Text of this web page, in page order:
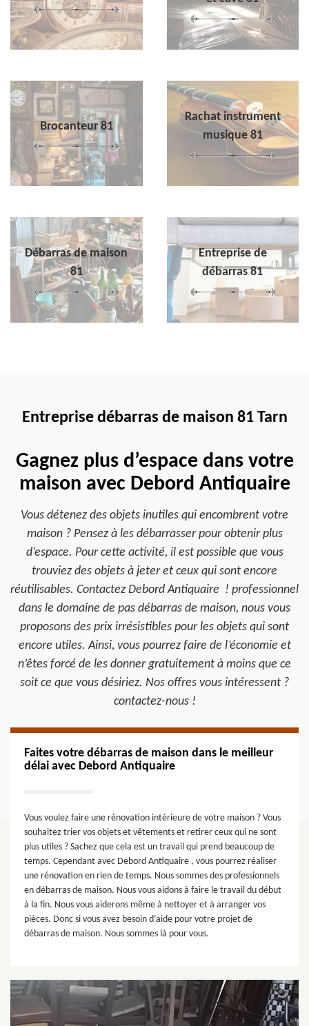
Brocanteur 81
Rachat instrument
musique 81
Débarras de maison
81
Entreprise de
débarras 81
Entreprise débarras de maison 81 Tarn
Gagnez plus d’espace dans votre
maison avec Debord Antiquaire
Vous détenez des objets inutiles qui encombrent votre
maison ? Pensez à les débarrasser pour obtenir plus
d’espace. Pour cette activité, il est possible que vous
trouviez des objets à jeter et ceux qui sont encore
réutilisables. Contactez Debord Antiquaire ! professionnel
dans le domaine de pas débarras de maison, nous vous
proposons des prix irrésistibles pour les objets qui sont
encore utiles. Ainsi, vous pourrez faire de l’économie et
n’êtes forcé de les donner gratuitement à moins que ce
soit ce que vous désiriez. Nos offres vous intéressent ?
contactez-nous !
Faites votre débarras de maison dans le meilleur
délai avec Debord Antiquaire
Vous voulez faire une rénovation intérieure de votre maison ? Vous
souhaitez trier vos objets et vêtements et retirer ceux qui ne sont
plus utiles ? Sachez que cela est un travail qui prend beaucoup de
temps. Cependant avec Debord Antiquaire , vous pourrez réaliser
une rénovation en rien de temps. Nous sommes des professionnels
en débarras de maison. Nous vous aidons à faire le travail du début
à la fin. Nous vous aiderons même à nettoyer et à arranger vos
pièces. Donc si vous avez besoin d’aide pour votre projet de
débarras de maison. Nous sommes là pour vous.